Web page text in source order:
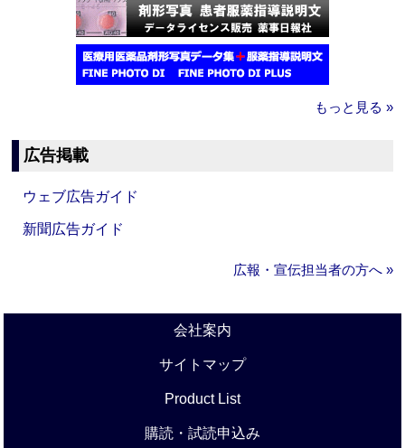
もっと見る »
広告掲載
ウェブ広告ガイド
新聞広告ガイド
広報・宣伝担当者の方へ »
会社案内
サイトマップ
Product List
購読・試読申込み